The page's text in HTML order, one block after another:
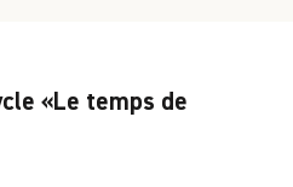
«Le temps de